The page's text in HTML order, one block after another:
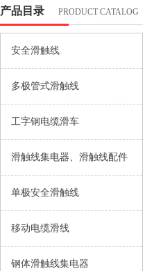
产品目录 PRODUCT CATALOG
安全滑触线
多极管式滑触线
工字钢电缆滑车
滑触线集电器、滑触线配件
单极安全滑触线
移动电缆滑线
钢体滑触线集电器